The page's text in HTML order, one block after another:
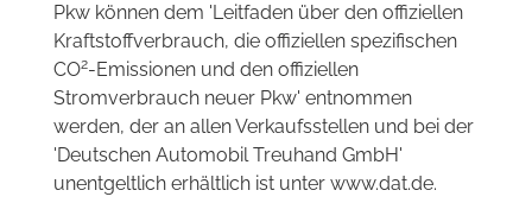
Pkw können dem 'Leitfaden über den offiziellen
Kraftstoffverbrauch, die offiziellen spezifischen
CO2-Emissionen und den offiziellen
Stromverbrauch neuer Pkw' entnommen
werden, der an allen Verkaufsstellen und bei der
'Deutschen Automobil Treuhand GmbH'
unentgeltlich erhältlich ist unter www.dat.de.